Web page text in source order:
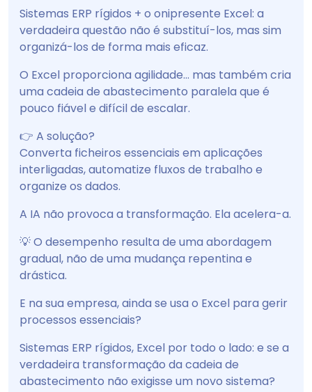
Sistemas ERP rígidos + o onipresente Excel: a
verdadeira questão não é substituí-los, mas sim
organizá-los de forma mais eficaz.
O Excel proporciona agilidade… mas também cria
uma cadeia de abastecimento paralela que é
pouco fiável e difícil de escalar.
👉 A solução?
Converta ficheiros essenciais em aplicações
interligadas, automatize fluxos de trabalho e
organize os dados.
A IA não provoca a transformação. Ela acelera-a.
💡 O desempenho resulta de uma abordagem
gradual, não de uma mudança repentina e
drástica.
E na sua empresa, ainda se usa o Excel para gerir
processos essenciais?
Sistemas ERP rígidos, Excel por todo o lado: e se a
verdadeira transformação da cadeia de
abastecimento não exigisse um novo sistema?